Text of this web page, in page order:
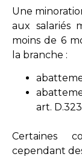
Une
aux salariés
moins de 6
la branche :
art.
Certaines
cependant